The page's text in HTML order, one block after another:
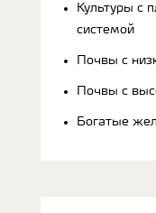
Культуры с
системой
Почвы с
Почвы с
Богатые